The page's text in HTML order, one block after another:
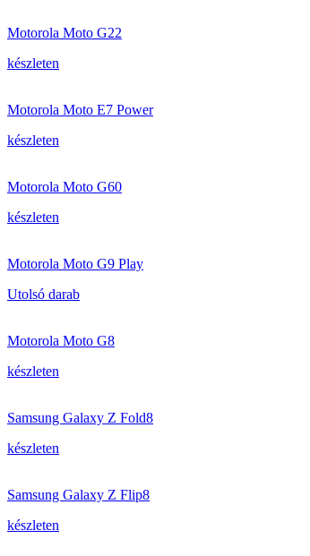
Motorola Moto G22
készleten
Motorola Moto E7 Power
készleten
Motorola Moto G60
készleten
Motorola Moto G9 Play
Utolsó darab
Motorola Moto G8
készleten
Samsung Galaxy Z Fold8
készleten
Samsung Galaxy Z Flip8
készleten